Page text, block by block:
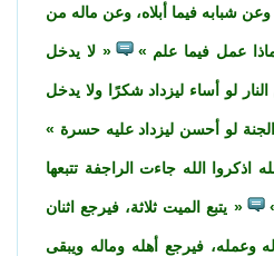
شبابه فيما أبلاه، وعن ماله من
عمل فيما علم لا يدخل
لو أساء ليزداد شكرًا ولا يدخل
لو أحسن ليزداد عليه حسرة
اذكروا الله جاءت الراجفة تتبعها
يتبع الميت ثلاثة، فيرجع اثنان
وعمله، فيرجع أهله وماله ويبقى